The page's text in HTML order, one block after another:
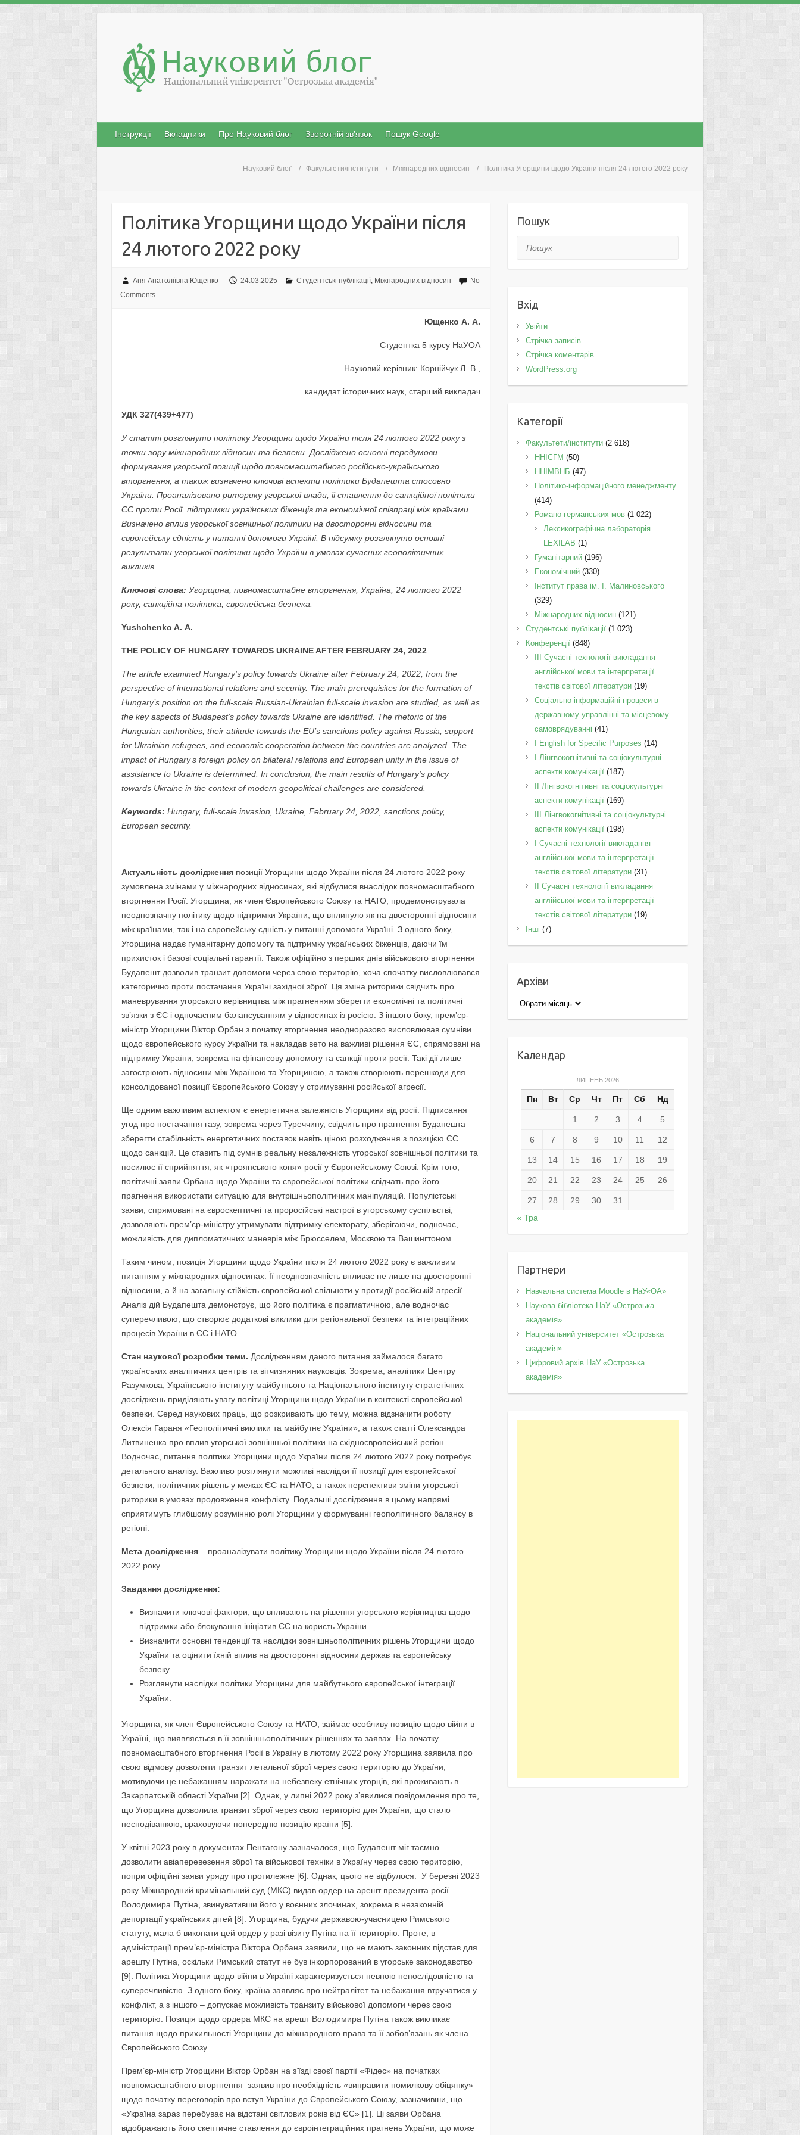
content
Інструкції Вкладники Про Науковий блог Зворотній зв’язок Пошук Google
Науковий блоґ Факультети/інститути Міжнародних відносин Політика Угорщини щодо України після 24 лютого 2022 року
Політика Угорщини щодо України після
24 лютого 2022 року
Аня Анатоліївна Ющенко 24.03.2025 Студентські публікації, Міжнародних відносин
No
Comments
Ющенко А. А.
Студентка 5 курсу НаУОА
Науковий керівник: Корнійчук Л. В.,
кандидат історичних наук, старший викладач
УДК 327(439+477)
У статті розглянуто політику Угорщини щодо України після 24 лютого 2022 року з
точки зору міжнародних відносин та безпеки. Досліджено основні передумови
формування угорської позиції щодо повномасштабного російсько-українського
вторгнення, а також визначено ключові аспекти політики Будапешта стосовно
України. Проаналізовано риторику угорської влади, її ставлення до санкційної політики
ЄС проти Росії, підтримки українських біженців та економічної співпраці між країнами.
Визначено вплив угорської зовнішньої політики на двосторонні відносини та
європейську єдність у питанні допомоги Україні. В підсумку розглянуто основні
результати угорської політики щодо України в умовах сучасних геополітичних
викликів.
Ключові слова: Угорщина, повномасштабне вторгнення, Україна, 24 лютого 2022
року, санкційна політика, європейська безпека.
Yushchenko A. A.
THE POLICY OF HUNGARY TOWARDS UKRAINE AFTER FEBRUARY 24, 2022
The article examined Hungary’s policy towards Ukraine after February 24, 2022, from the
perspective of international relations and security. The main prerequisites for the formation of
Hungary’s position on the full-scale Russian-Ukrainian full-scale invasion are studied, as well as
the key aspects of Budapest’s policy towards Ukraine are identified. The rhetoric of the
Hungarian authorities, their attitude towards the EU’s sanctions policy against Russia, support
for Ukrainian refugees, and economic cooperation between the countries are analyzed. The
impact of Hungary’s foreign policy on bilateral relations and European unity in the issue of
assistance to Ukraine is determined. In conclusion, the main results of Hungary’s policy
towards Ukraine in the context of modern geopolitical challenges are considered.
Keywords: Hungary, full-scale invasion, Ukraine, February 24, 2022, sanctions policy,
European security.
Актуальність дослідження позиції Угорщини щодо України після 24 лютого 2022 року
зумовлена змінами у міжнародних відносинах, які відбулися внаслідок повномасштабного
вторгнення Росії. Угорщина, як член Європейського Союзу та НАТО, продемонструвала
неоднозначну політику щодо підтримки України, що вплинуло як на двосторонні відносини
між країнами, так і на європейську єдність у питанні допомоги Україні. З одного боку,
Угорщина надає гуманітарну допомогу та підтримку українських біженців, даючи їм
прихисток і базові соціальні гарантії. Також офіційно з перших днів військового вторгнення
Будапешт дозволив транзит допомоги через свою територію, хоча спочатку висловлювався
категорично проти постачання Україні західної зброї. Ця зміна риторики свідчить про
маневрування угорського керівництва між прагненням зберегти економічні та політичні
зв’язки з ЄС і одночасним балансуванням у відносинах із росією. З іншого боку, прем’єр-
міністр Угорщини Віктор Орбан з початку вторгнення неодноразово висловлював сумніви
щодо європейського курсу України та накладав вето на важливі рішення ЄС, спрямовані на
підтримку України, зокрема на фінансову допомогу та санкції проти росії. Такі дії лише
загострюють відносини між Україною та Угорщиною, а також створюють перешкоди для
консолідованої позиції Європейського Союзу у стримуванні російської агресії.
Ще одним важливим аспектом є енергетична залежність Угорщини від росії. Підписання
угод про постачання газу, зокрема через Туреччину, свідчить про прагнення Будапешта
зберегти стабільність енергетичних поставок навіть ціною розходження з позицією ЄС
щодо санкцій. Це ставить під сумнів реальну незалежність угорської зовнішньої політики та
посилює її сприйняття, як «троянського коня» росії у Європейському Союзі. Крім того,
політичні заяви Орбана щодо України та європейської політики свідчать про його
прагнення використати ситуацію для внутрішньополітичних маніпуляцій. Популістські
заяви, спрямовані на євроскептичні та проросійські настрої в угорському суспільстві,
дозволяють прем’єр-міністру утримувати підтримку електорату, зберігаючи, водночас,
можливість для дипломатичних маневрів між Брюсселем, Москвою та Вашингтоном.
Таким чином, позиція Угорщини щодо України після 24 лютого 2022 року є важливим
питанням у міжнародних відносинах. Її неоднозначність впливає не лише на двосторонні
відносини, а й на загальну стійкість європейської спільноти у протидії російській агресії.
Аналіз дій Будапешта демонструє, що його політика є прагматичною, але водночас
суперечливою, що створює додаткові виклики для регіональної безпеки та інтеграційних
процесів України в ЄС і НАТО.
Стан наукової розробки теми. Дослідженням даного питання займалося багато
українських аналітичних центрів та вітчизняних науковців. Зокрема, аналітики Центру
Разумкова, Українського інституту майбутнього та Національного інституту стратегічних
досліджень приділяють увагу політиці Угорщини щодо України в контексті європейської
безпеки. Серед наукових праць, що розкривають цю тему, можна відзначити роботу
Олексія Гараня «Геополітичні виклики та майбутнє України», а також статті Олександра
Литвиненка про вплив угорської зовнішньої політики на східноєвропейський регіон.
Водночас, питання політики Угорщини щодо України після 24 лютого 2022 року потребує
детального аналізу. Важливо розглянути можливі наслідки її позиції для європейської
безпеки, політичних рішень у межах ЄС та НАТО, а також перспективи зміни угорської
риторики в умовах продовження конфлікту. Подальші дослідження в цьому напрямі
сприятимуть глибшому розумінню ролі Угорщини у формуванні геополітичного балансу в
регіоні.
Мета дослідження – проаналізувати політику Угорщини щодо України після 24 лютого
2022 року.
Завдання дослідження:
Визначити ключові фактори, що впливають на рішення угорського керівництва щодо
підтримки або блокування ініціатив ЄС на користь України.
Визначити основні тенденції та наслідки зовнішньополітичних рішень Угорщини щодо
України та оцінити їхній вплив на двосторонні відносини держав та європейську
безпеку.
Розглянути наслідки політики Угорщини для майбутнього європейської інтеграції
України.
Угорщина, як член Європейського Союзу та НАТО, займає особливу позицію щодо війни в
Україні, що виявляється в її зовнішньополітичних рішеннях та заявах. На початку
повномасштабного вторгнення Росії в Україну в лютому 2022 року Угорщина заявила про
свою відмову дозволяти транзит летальної зброї через свою територію до України,
мотивуючи це небажанням наражати на небезпеку етнічних угорців, які проживають в
Закарпатській області України [2]. Однак, у липні 2022 року з’явилися повідомлення про те,
що Угорщина дозволила транзит зброї через свою територію для України, що стало
несподіванкою, враховуючи попередню позицію країни [5].
У квітні 2023 року в документах Пентагону зазначалося, що Будапешт міг таємно
дозволити авіаперевезення зброї та військової техніки в Україну через свою територію,
попри офіційні заяви уряду про протилежне [6]. Однак, цього не відбулося. У березні 2023
року Міжнародний кримінальний суд (МКС) видав ордер на арешт президента росії
Володимира Путіна, звинувативши його у воєнних злочинах, зокрема в незаконній
депортації українських дітей [8]. Угорщина, будучи державою-учасницею Римського
статуту, мала б виконати цей ордер у разі візиту Путіна на її територію. Проте, в
адміністрації прем’єр-міністра Віктора Орбана заявили, що не мають законних підстав для
арешту Путіна, оскільки Римський статут не був інкорпорований в угорське законодавство
[9]. Політика Угорщини щодо війни в Україні характеризується певною непослідовністю та
суперечливістю. З одного боку, країна заявляє про нейтралітет та небажання втручатися у
конфлікт, а з іншого – допускає можливість транзиту військової допомоги через свою
територію. Позиція щодо ордера МКС на арешт Володимира Путіна також викликає
питання щодо прихильності Угорщини до міжнародного права та її зобов’язань як члена
Європейського Союзу.
Прем’єр-міністр Угорщини Віктор Орбан на з’їзді своєї партії «Фідес» на початках
повномасштабного вторгнення заявив про необхідність «виправити помилкову обіцянку»
щодо початку переговорів про вступ України до Європейського Союзу, зазначивши, що
«Україна зараз перебуває на відстані світлових років від ЄС» [1]. Ці заяви Орбана
відображають його скептичне ставлення до євроінтеграційних прагнень України, що може
Пошук
Пошук
Вхід
Увійти
Стрічка записів
Стрічка коментарів
WordPress.org
Категорії
Факультети/інститути(2 618)
ННІСГМ (50)
ННІМВНБ (47)
Політико-інформаційного менеджменту
(414)
Романо-германських мов(1 022)
Лексикографічна лабораторія
LEXILAB (1)
Гуманітарний(196)
Економічний(330)
Інститут права ім. І. Малиновського
(329)
Міжнародних відносин(121)
Студентські публікації(1 023)
Конференції(848)
III Сучасні технології викладання
англійської мови та інтерпретації
текстів світової літератури(19)
Соціально-інформаційні процеси в
державному управлінні та місцевому
самоврядуванні (41)
І English for Specific Purposes (14)
I Лінгвокогнітивні та соціокультурні
аспекти комунікації(187)
IІ Лінгвокогнітивні та соціокультурні
аспекти комунікації(169)
IІI Лінгвокогнітивні та соціокультурні
аспекти комунікації(198)
I Cучасні технології викладання
англійської мови та інтерпретації
текстів світової літератури(31)
II Cучасні технології викладання
англійської мови та інтерпретації
текстів світової літератури(19)
Інші (7)
Архіви
Архіви
Календар
ЛИПЕНЬ 2026
Пн Вт Ср Чт Пт Сб Нд
1 2 3 4 5
6 7 8 9 10 11 12
13 14 15 16 17 18 19
20 21 22 23 24 25 26
27 28 29 30
31
« Тра
Партнери
Навчальна система Moodle в НаУ«ОА»
Наукова бібліотека НаУ «Острозька
академія»
Національний університет «Острозька
академія»
Цифровий архів НаУ «Острозька
академія»